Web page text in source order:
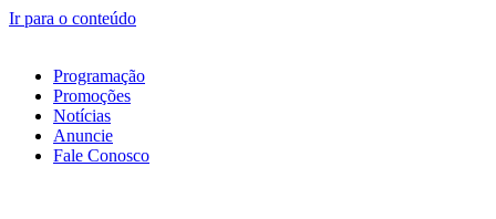
Ir para o conteúdo
Programação
Promoções
Notícias
Anuncie
Fale Conosco